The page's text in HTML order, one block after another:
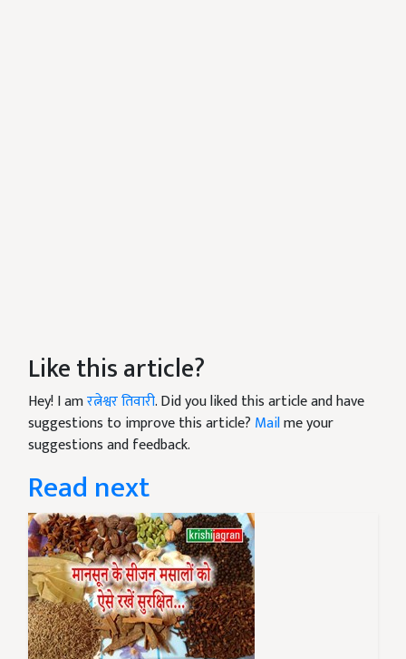
Like this article?
Hey! I amरत्नेश्वर तिवारी. Did you liked this article and have
suggestions to improve this article? Mailme your
suggestions and feedback.
Read next